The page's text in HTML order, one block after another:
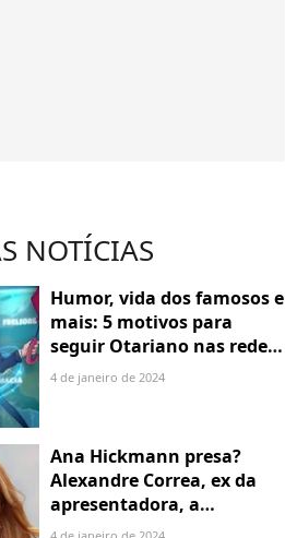
NOTÍCIAS
Humor, vida dos famosos e
mais: 5 motivos para
seguir Otariano nas redes
sociais
4 de janeiro de 2024
Ana Hickmann presa?
Alexandre Correa, ex da
apresentadora, a
denuncia por alienação